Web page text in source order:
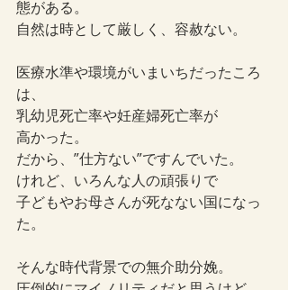
態がある。
自然は時として厳しく、容赦ない。
医療水準や環境がいまいちだったころ
は、
乳幼児死亡率や妊産婦死亡率が
高かった。
だから、”仕方ない”ですんでいた。
けれど、いろんな人の頑張りで
子どもやお母さんが死なない国になっ
た。
そんな時代背景での無介助分娩。